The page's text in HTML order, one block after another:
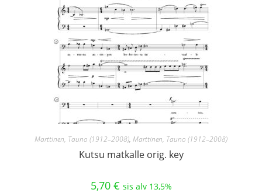
Marttinen, Tauno (1912–2008), Marttinen, Tauno (1912–2008)
Kutsu matkalle orig. key
5,70 € sis alv 13,5%